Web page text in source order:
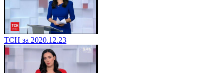
ТСН за 2020.12.23